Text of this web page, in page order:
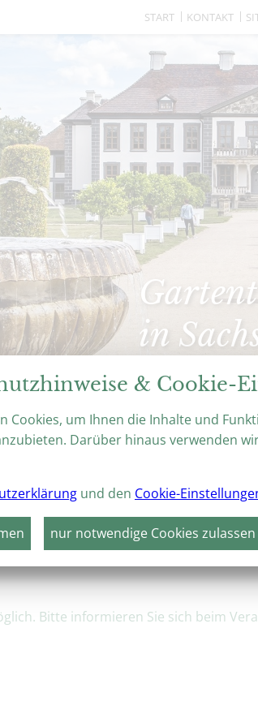
START KONTAKT
in
Prächtige
botanischer Fülle
VERANSTALTUNGEN
Schloßgespenst
Bitte informieren Sie sich beim
& Cookie-
Cookies, um Ihnen die Inhalte und
Darüber hinaus verwenden
und den Cookie-
nur notwendige Cookies zulassen